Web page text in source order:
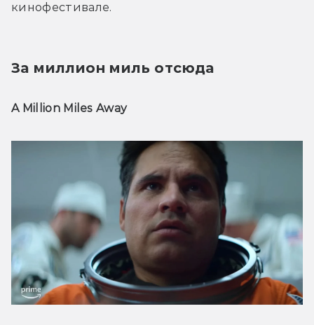
кинофестивале.
За миллион миль отсюда
A Million Miles Away